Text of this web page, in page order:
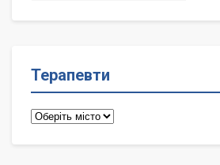
Терапевти
Терапевти